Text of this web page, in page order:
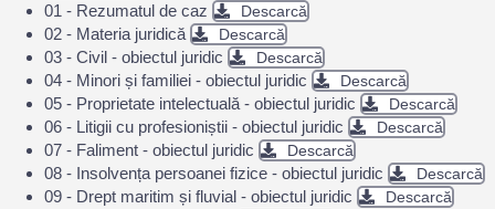
01 - Rezumatul de caz Descarcă
02 - Materia juridică Descarcă
03 - Civil - obiectul juridic Descarcă
04 - Minori și familiei - obiectul juridic Descarcă
05 - Proprietate intelectuală - obiectul juridic Descarcă
06 - Litigii cu profesioniștii - obiectul juridic Descarcă
07 - Faliment - obiectul juridic Descarcă
08 - Insolvența persoanei fizice - obiectul juridic Descarcă
09 - Drept maritim și fluvial - obiectul juridic Descarcă